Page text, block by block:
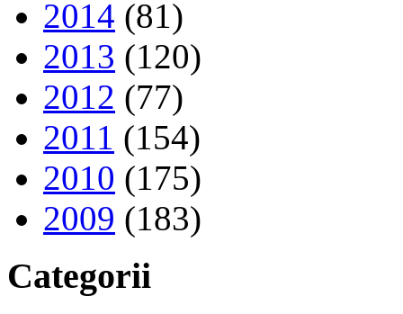
2014 (81)
2013 (120)
2012 (77)
2011 (154)
2010 (175)
2009 (183)
Categorii